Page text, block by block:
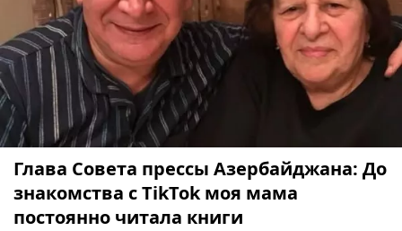
Глава Совета прессы Азербайджана: До
знакомства с TikTok моя мама
постоянно читала книги